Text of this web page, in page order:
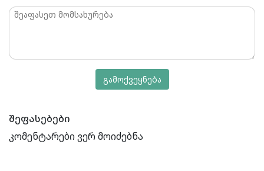
გამოქვეყნება
შეფასებები
კომენტარები ვერ მოიძებნა